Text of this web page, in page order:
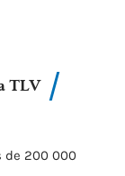
TLV
de 200 000